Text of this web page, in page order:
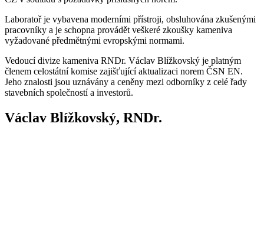
Laboratoř je vybavena moderními přístroji, obsluhována zkušenými
pracovníky a je schopna provádět veškeré zkoušky kameniva
vyžadované předmětnými evropskými normami.
Vedoucí divize kameniva RNDr. Václav Blížkovský je platným
členem celostátní komise zajišťující aktualizaci norem ČSN EN.
Jeho znalosti jsou uznávány a ceněny mezi odborníky z celé řady
stavebních společností a investorů.
Václav Blížkovský, RNDr.